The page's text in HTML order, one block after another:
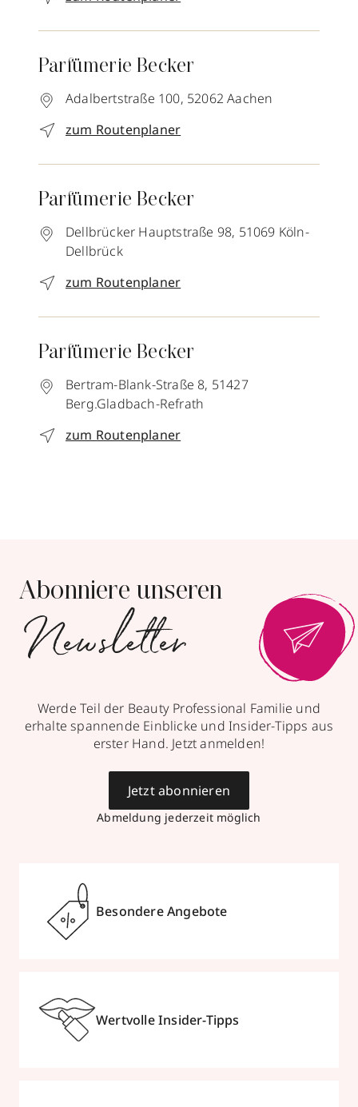
Parfümerie Becker
Adalbertstraße 100, 52062 Aachen
zum Routenplaner
Parfümerie Becker
Dellbrücker Hauptstraße 98, 51069 Köln-
Dellbrück
zum Routenplaner
Parfümerie Becker
Bertram-Blank-Straße 8, 51427
Berg.Gladbach-Refrath
zum Routenplaner
Abonniere unseren
Newsletter
Werde Teil der Beauty Professional Familie und
erhalte spannende Einblicke und Insider-Tipps aus
erster Hand. Jetzt anmelden!
Abmeldung jederzeit möglich
Jetzt abonnieren
Besondere Angebote
Wertvolle Insider-Tipps